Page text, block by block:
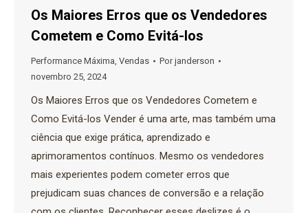
Os Maiores Erros que os Vendedores
Cometem e Como Evitá-los
Performance Máxima, Vendas Porjanderson
novembro 25, 2024
Os Maiores Erros que os Vendedores Cometem e
Como Evitá-los Vender é uma arte, mas também uma
ciência que exige prática, aprendizado e
aprimoramentos contínuos. Mesmo os vendedores
mais experientes podem cometer erros que
prejudicam suas chances de conversão e a relação